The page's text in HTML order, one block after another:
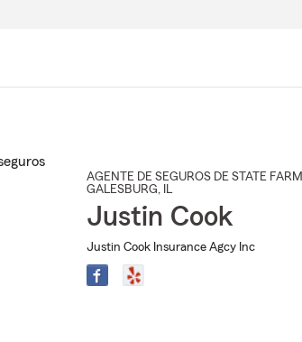
AGENTE DE SEGUROS DE STATE FARM
GALESBURG, IL
Justin Cook
Justin Cook Insurance Agcy Inc